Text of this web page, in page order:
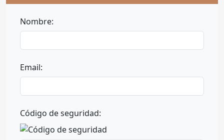
Nombre:
Email:
Código de seguridad: